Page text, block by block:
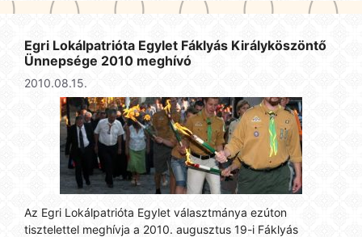
Egri Lokálpatrióta Egylet Fáklyás Királyköszöntő
Ünnepsége 2010 meghívó
2010.08.15.
Az Egri Lokálpatrióta Egylet választmánya ezúton
tisztelettel meghívja a 2010. augusztus 19-i Fáklyás